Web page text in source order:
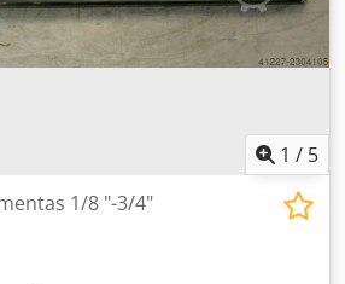
1 / 5
1/8 "-3/4"